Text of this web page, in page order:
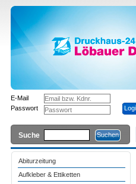
E-Mail
Passwort
Suche
Abiturzeitung
Aufkleber & Ettiketten